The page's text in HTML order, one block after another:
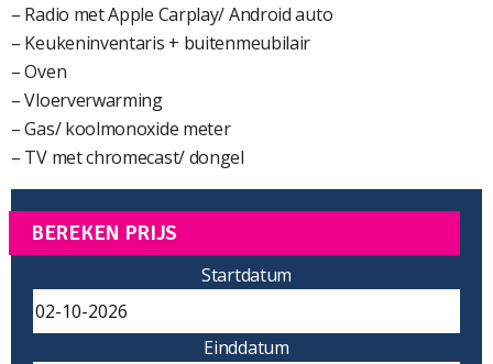
– Radio met Apple Carplay/ Android auto
– Keukeninventaris + buitenmeubilair
– Oven
– Vloerverwarming
– Gas/ koolmonoxide meter
– TV met chromecast/ dongel
BEREKEN PRIJS
Startdatum
Einddatum